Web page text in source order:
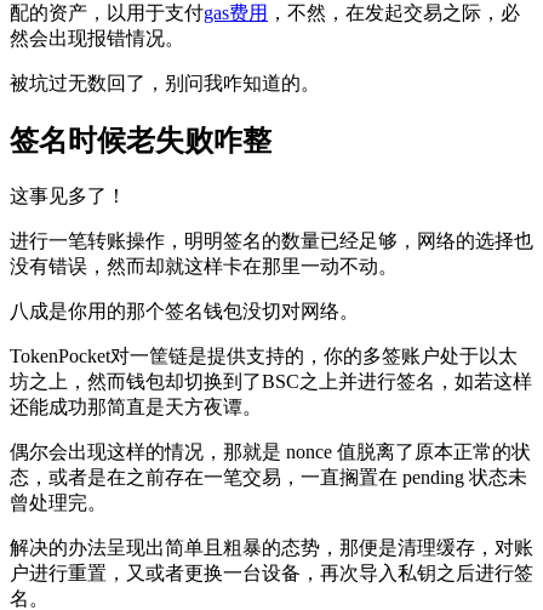
配的资产，以用于支付gas费用 ，不然，在发起交易之际，必
然会出现报错情况。
被坑过无数回了，别问我咋知道的。
签名时候老失败咋整
这事见多了！
进行一笔转账操作，明明签名的数量已经足够，网络的选择也
没有错误，然而却就这样卡在那里一动不动。
八成是你用的那个签名钱包没切对网络。
TokenPocket对一筐链是提供支持的，你的多签账户处于以太
坊之上，然而钱包却切换到了BSC之上并进行签名，如若这样
还能成功那简直是天方夜谭。
偶尔会出现这样的情况，那就是 nonce 值脱离了原本正常的状
态，或者是在之前存在一笔交易，一直搁置在 pending 状态未
曾处理完。
解决的办法呈现出简单且粗暴的态势，那便是清理缓存，对账
户进行重置，又或者更换一台设备，再次导入私钥之后进行签
名。